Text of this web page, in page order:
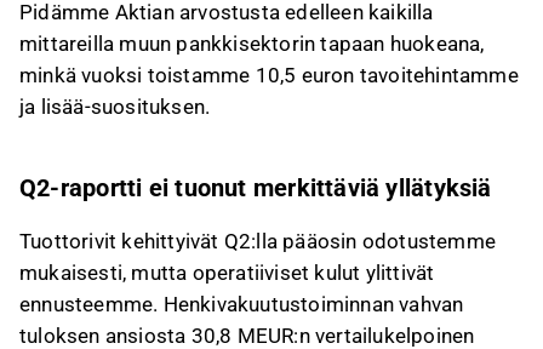
Pidämme Aktian arvostusta edelleen kaikilla
mittareilla muun pankkisektorin tapaan huokeana,
minkä vuoksi toistamme 10,5 euron tavoitehintamme
ja lisää-suosituksen.
Q2-raportti ei tuonut merkittäviä yllätyksiä
Tuottorivit kehittyivät Q2:lla pääosin odotustemme
mukaisesti, mutta operatiiviset kulut ylittivät
ennusteemme. Henkivakuutustoiminnan vahvan
tuloksen ansiosta 30,8 MEUR:n vertailukelpoinen